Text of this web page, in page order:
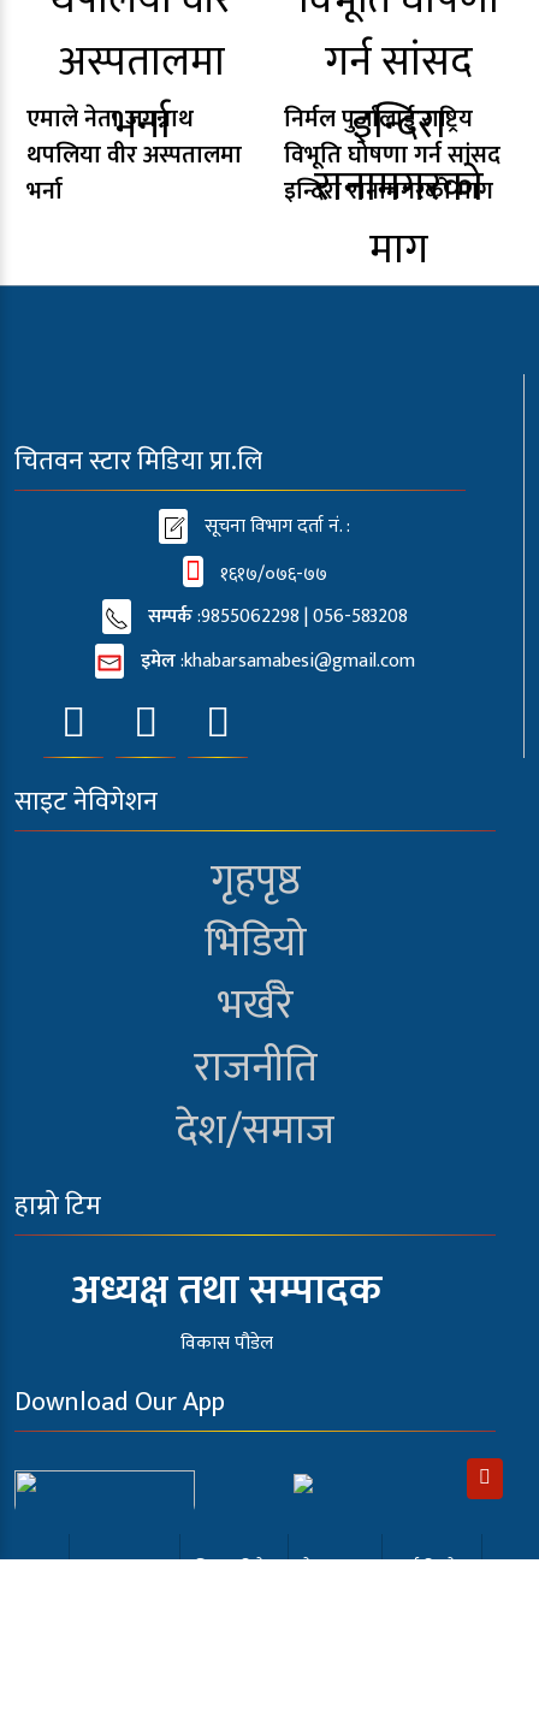
एमाले नेता जगन्नाथ
थपलिया वीर अस्पतालमा
भर्ना
निर्मल पुर्जालाई राष्ट्रिय
विभूति घोषणा गर्न सांसद
इन्दिरा रानामगरको माग
चितवन स्टार मिडिया प्रा.लि
सूचना विभाग दर्ता नं. :
१६१७/०७६-७७
सम्पर्क:9855062298 | 056-583208
इमेल:khabarsamabesi@gmail.com
साइट नेविगेशन
गृहपृष्ठ
भिडियो
भर्खरै
राजनीति
देश/समाज
हाम्रो टिम
अध्यक्ष तथा सम्पादक
विकास पौडेल
Download Our App
गृह पृष्ठ प्रमुख समाचार चितवन विशेष देश /समाज अर्थ-विजनेस